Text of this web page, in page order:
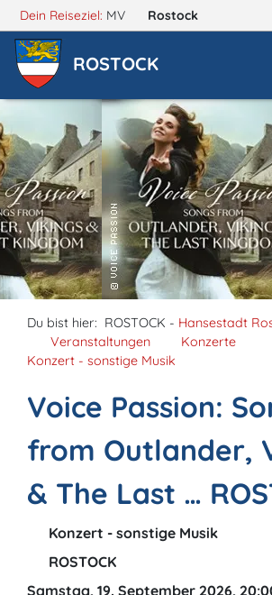
Dein Reiseziel: MV Rostock
ROSTOCK
Du bist hier: ROSTOCK - Hansestadt
Veranstaltungen
Konzerte
Konzert - sonstige Musik
Voice Passion:
from Outlander,
& The Last …
Konzert - sonstige Musik
ROSTOCK
Samstag, 19. September 2026,